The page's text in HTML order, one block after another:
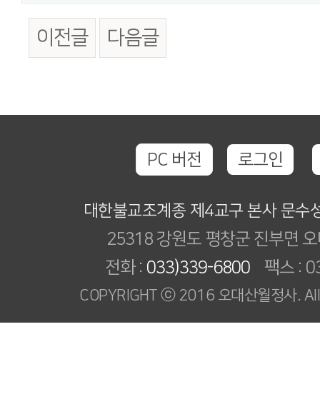
이전글 다음글
PC 버전 로그인
대한불교조계종 제4교구 본사 문수
25318 강원도 평창군 진부면
전화 : 033)339-6800 팩스 :
COPYRIGHT ⓒ 2016 오대산월정사.